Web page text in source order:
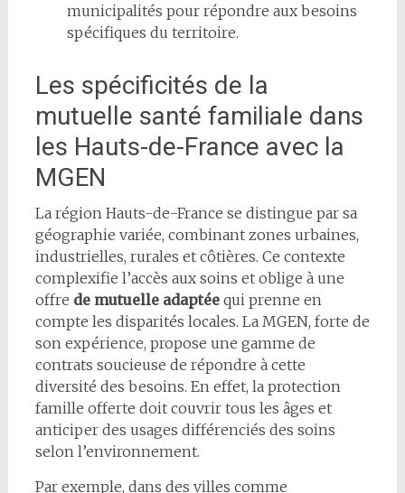
municipalités pour répondre aux besoins
spécifiques du territoire.
Les spécificités de la
mutuelle santé familiale dans
les Hauts-de-France avec la
MGEN
La région Hauts-de-France se distingue par sa
géographie variée, combinant zones urbaines,
industrielles, rurales et côtières. Ce contexte
complexifie l’accès aux soins et oblige à une
offre de mutuelle adaptéequi prenne en
compte les disparités locales. La MGEN, forte de
son expérience, propose une gamme de
contrats soucieuse de répondre à cette
diversité des besoins. En effet, la protection
famille offerte doit couvrir tous les âges et
anticiper des usages différenciés des soins
selon l’environnement.
Par exemple, dans des villes comme